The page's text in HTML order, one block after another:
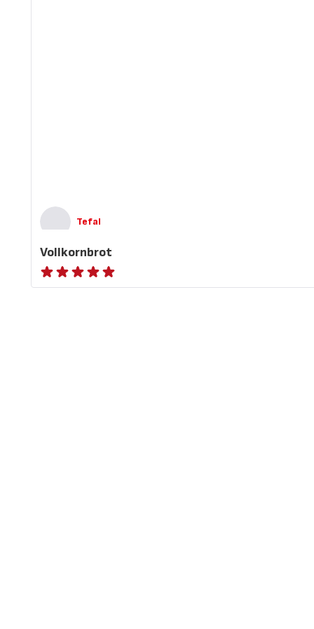
Tefal
Vollkornbrot
ratings.NaN